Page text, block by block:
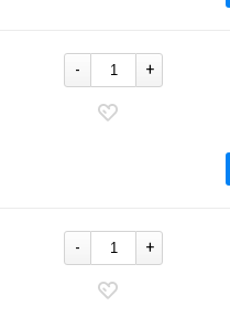
- +
- +